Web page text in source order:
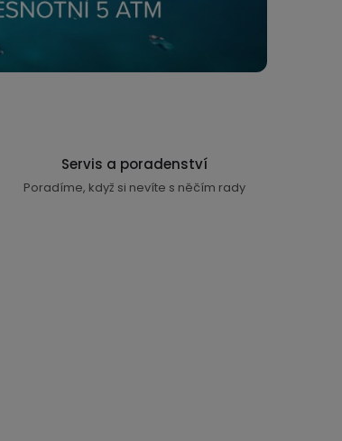
Servis a poradenství
Poradíme, když si nevíte s něčím rady